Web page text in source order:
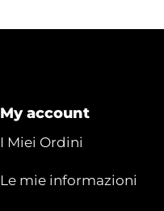
My account
I Miei Ordini
Le mie informazioni